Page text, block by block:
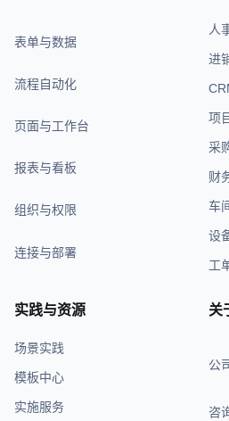
表单与数据
流程自动化
页面与工作台
报表与看板
组织与权限
连接与部署
人
进
项
采
财
车
设
工
实践与资源
场景实践
模板中心
实施服务
关
公
咨